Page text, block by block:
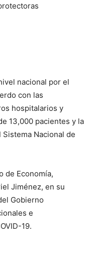
nacional por el
con las
hospitalarios y
13,000 pacientes y la
Nacional de
de Economía,
Jiménez, en su
Gobierno
e
19.